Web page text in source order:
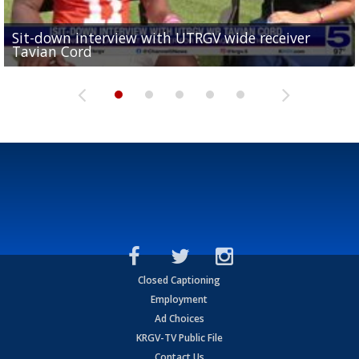
Sit-down interview with UTRGV wide receiver
Tavian Cord
Two-a-Day Tour 2026: Raymondville Bearkats
Two-a-Day Tour 2026: Port Isabel Tarpons
UTRGV football ranks fourth in SLC preseason poll
and receiving votes in...
Two-a-Day Tour 2026: Santa Rosa Warriors
Closed Captioning
Employment
Ad Choices
KRGV-TV Public File